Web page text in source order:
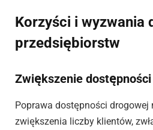
Korzyści i wyzwania
przedsiębiorstw
Zwiększenie
Poprawa dostępności drogowej
zwiększenia liczby klientów,